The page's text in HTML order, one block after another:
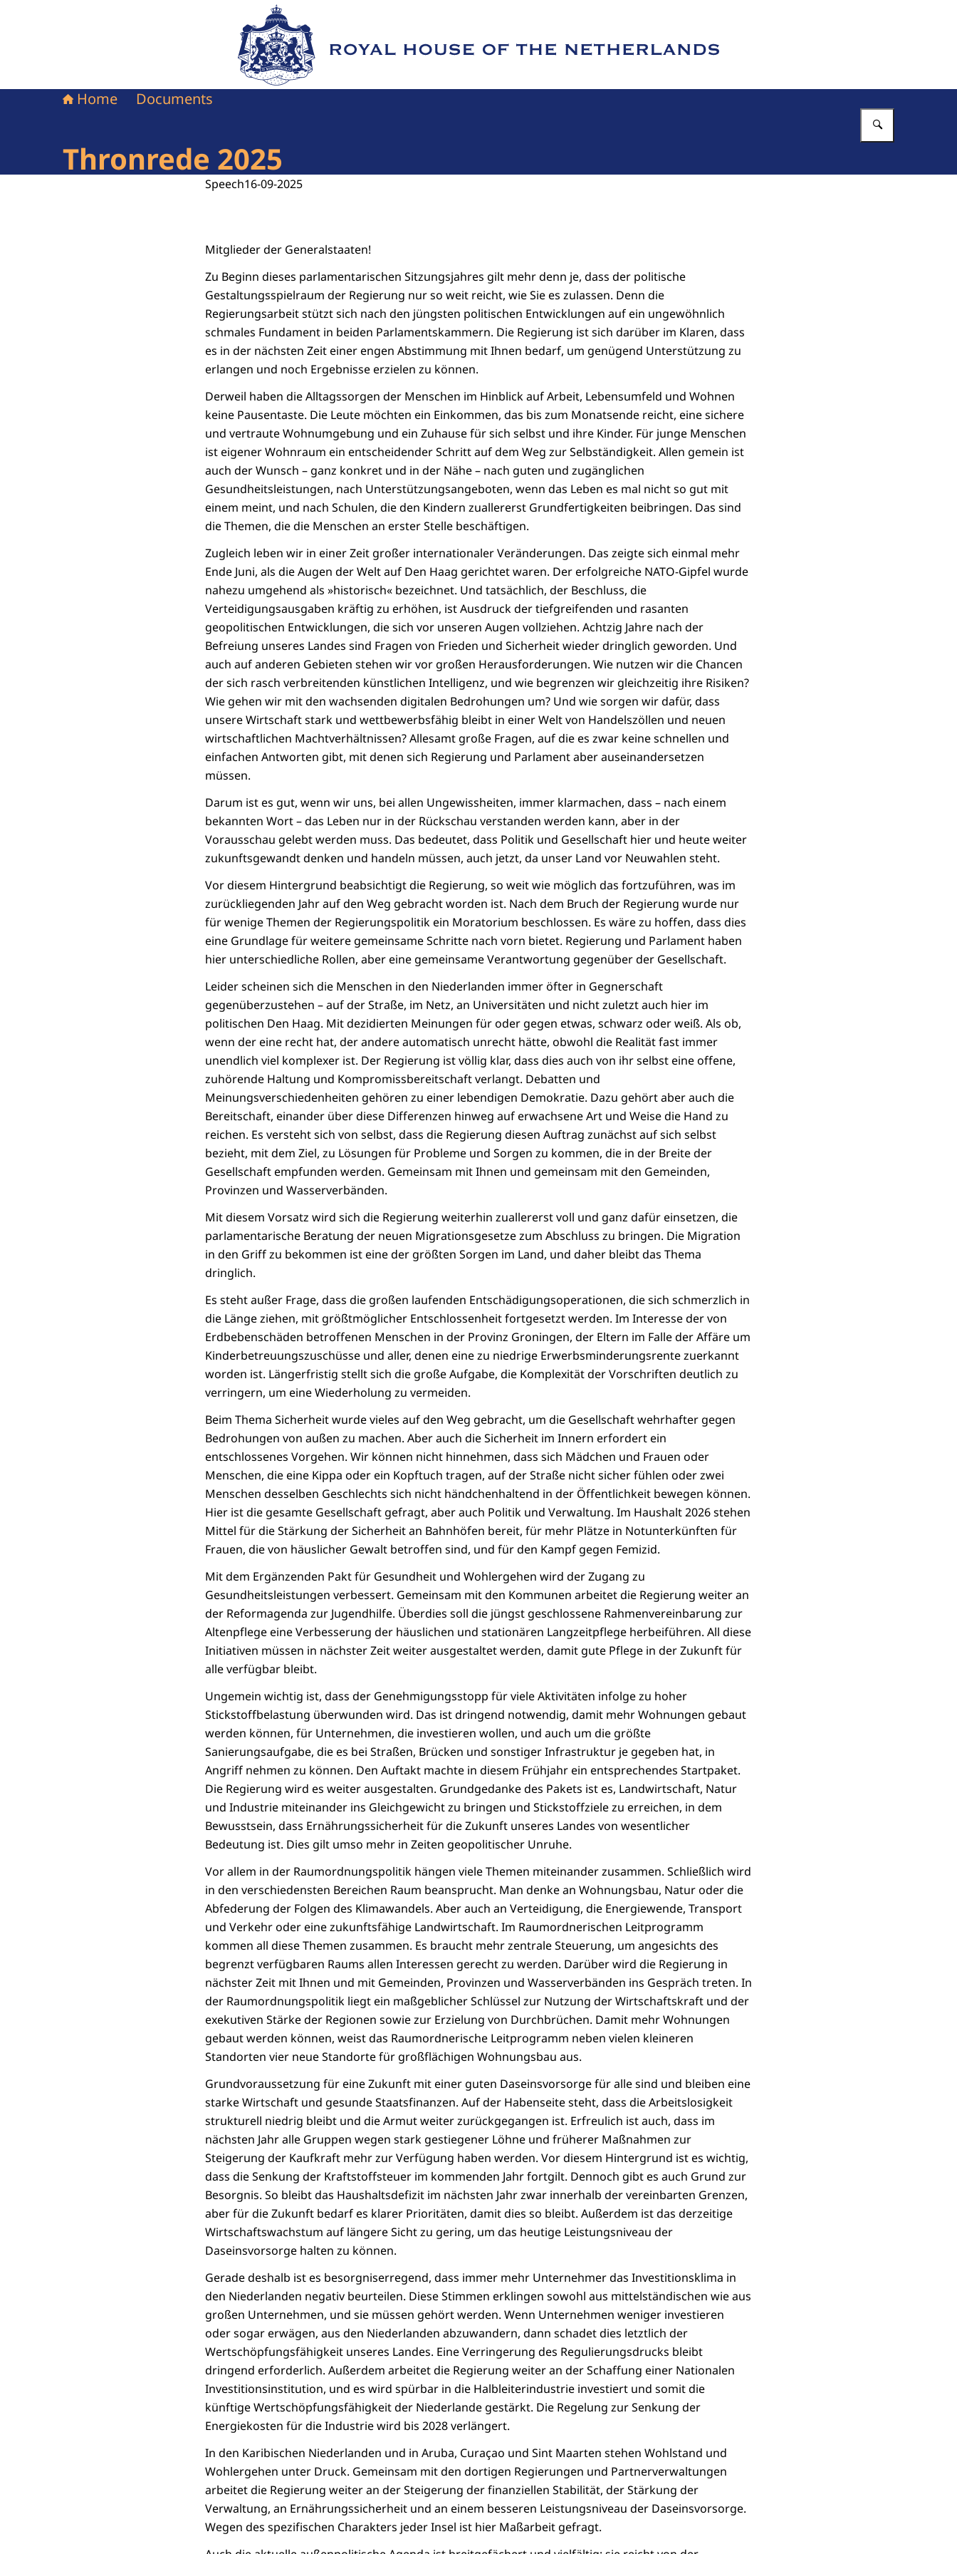
To the homepage of Royal House of the Netherlands
Home Documents
Thronrede 2025
Speech16-09-2025
Mitglieder der Generalstaaten!
Zu Beginn dieses parlamentarischen Sitzungsjahres gilt mehr denn je, dass der politische
Gestaltungsspielraum der Regierung nur so weit reicht, wie Sie es zulassen. Denn die
Regierungsarbeit stützt sich nach den jüngsten politischen Entwicklungen auf ein ungewöhnlich
schmales Fundament in beiden Parlamentskammern. Die Regierung ist sich darüber im Klaren, dass
es in der nächsten Zeit einer engen Abstimmung mit Ihnen bedarf, um genügend Unterstützung zu
erlangen und noch Ergebnisse erzielen zu können.
Derweil haben die Alltagssorgen der Menschen im Hinblick auf Arbeit, Lebensumfeld und Wohnen
keine Pausentaste. Die Leute möchten ein Einkommen, das bis zum Monatsende reicht, eine sichere
und vertraute Wohnumgebung und ein Zuhause für sich selbst und ihre Kinder. Für junge Menschen
ist eigener Wohnraum ein entscheidender Schritt auf dem Weg zur Selbständigkeit. Allen gemein ist
auch der Wunsch – ganz konkret und in der Nähe – nach guten und zugänglichen
Gesundheitsleistungen, nach Unterstützungsangeboten, wenn das Leben es mal nicht so gut mit
einem meint, und nach Schulen, die den Kindern zuallererst Grundfertigkeiten beibringen. Das sind
die Themen, die die Menschen an erster Stelle beschäftigen.
Zugleich leben wir in einer Zeit großer internationaler Veränderungen. Das zeigte sich einmal mehr
Ende Juni, als die Augen der Welt auf Den Haag gerichtet waren. Der erfolgreiche NATO-Gipfel wurde
nahezu umgehend als »historisch« bezeichnet. Und tatsächlich, der Beschluss, die
Verteidigungsausgaben kräftig zu erhöhen, ist Ausdruck der tiefgreifenden und rasanten
geopolitischen Entwicklungen, die sich vor unseren Augen vollziehen. Achtzig Jahre nach der
Befreiung unseres Landes sind Fragen von Frieden und Sicherheit wieder dringlich geworden. Und
auch auf anderen Gebieten stehen wir vor großen Herausforderungen. Wie nutzen wir die Chancen
der sich rasch verbreitenden künstlichen Intelligenz, und wie begrenzen wir gleichzeitig ihre Risiken?
Wie gehen wir mit den wachsenden digitalen Bedrohungen um? Und wie sorgen wir dafür, dass
unsere Wirtschaft stark und wettbewerbsfähig bleibt in einer Welt von Handelszöllen und neuen
wirtschaftlichen Machtverhältnissen? Allesamt große Fragen, auf die es zwar keine schnellen und
einfachen Antworten gibt, mit denen sich Regierung und Parlament aber auseinandersetzen
müssen.
Darum ist es gut, wenn wir uns, bei allen Ungewissheiten, immer klarmachen, dass – nach einem
bekannten Wort – das Leben nur in der Rückschau verstanden werden kann, aber in der
Vorausschau gelebt werden muss. Das bedeutet, dass Politik und Gesellschaft hier und heute weiter
zukunftsgewandt denken und handeln müssen, auch jetzt, da unser Land vor Neuwahlen steht.
Vor diesem Hintergrund beabsichtigt die Regierung, so weit wie möglich das fortzuführen, was im
zurückliegenden Jahr auf den Weg gebracht worden ist. Nach dem Bruch der Regierung wurde nur
für wenige Themen der Regierungspolitik ein Moratorium beschlossen. Es wäre zu hoffen, dass dies
eine Grundlage für weitere gemeinsame Schritte nach vorn bietet. Regierung und Parlament haben
hier unterschiedliche Rollen, aber eine gemeinsame Verantwortung gegenüber der Gesellschaft.
Leider scheinen sich die Menschen in den Niederlanden immer öfter in Gegnerschaft
gegenüberzustehen – auf der Straße, im Netz, an Universitäten und nicht zuletzt auch hier im
politischen Den Haag. Mit dezidierten Meinungen für oder gegen etwas, schwarz oder weiß. Als ob,
wenn der eine recht hat, der andere automatisch unrecht hätte, obwohl die Realität fast immer
unendlich viel komplexer ist. Der Regierung ist völlig klar, dass dies auch von ihr selbst eine offene,
zuhörende Haltung und Kompromissbereitschaft verlangt. Debatten und
Meinungsverschiedenheiten gehören zu einer lebendigen Demokratie. Dazu gehört aber auch die
Bereitschaft, einander über diese Differenzen hinweg auf erwachsene Art und Weise die Hand zu
reichen. Es versteht sich von selbst, dass die Regierung diesen Auftrag zunächst auf sich selbst
bezieht, mit dem Ziel, zu Lösungen für Probleme und Sorgen zu kommen, die in der Breite der
Gesellschaft empfunden werden. Gemeinsam mit Ihnen und gemeinsam mit den Gemeinden,
Provinzen und Wasserverbänden.
Mit diesem Vorsatz wird sich die Regierung weiterhin zuallererst voll und ganz dafür einsetzen, die
parlamentarische Beratung der neuen Migrationsgesetze zum Abschluss zu bringen. Die Migration
in den Griff zu bekommen ist eine der größten Sorgen im Land, und daher bleibt das Thema
dringlich.
Es steht außer Frage, dass die großen laufenden Entschädigungsoperationen, die sich schmerzlich in
die Länge ziehen, mit größtmöglicher Entschlossenheit fortgesetzt werden. Im Interesse der von
Erdbebenschäden betroffenen Menschen in der Provinz Groningen, der Eltern im Falle der Affäre um
Kinderbetreuungszuschüsse und aller, denen eine zu niedrige Erwerbsminderungsrente zuerkannt
worden ist. Längerfristig stellt sich die große Aufgabe, die Komplexität der Vorschriften deutlich zu
verringern, um eine Wiederholung zu vermeiden.
Beim Thema Sicherheit wurde vieles auf den Weg gebracht, um die Gesellschaft wehrhafter gegen
Bedrohungen von außen zu machen. Aber auch die Sicherheit im Innern erfordert ein
entschlossenes Vorgehen. Wir können nicht hinnehmen, dass sich Mädchen und Frauen oder
Menschen, die eine Kippa oder ein Kopftuch tragen, auf der Straße nicht sicher fühlen oder zwei
Menschen desselben Geschlechts sich nicht händchenhaltend in der Öffentlichkeit bewegen können.
Hier ist die gesamte Gesellschaft gefragt, aber auch Politik und Verwaltung. Im Haushalt 2026 stehen
Mittel für die Stärkung der Sicherheit an Bahnhöfen bereit, für mehr Plätze in Notunterkünften für
Frauen, die von häuslicher Gewalt betroffen sind, und für den Kampf gegen Femizid.
Mit dem Ergänzenden Pakt für Gesundheit und Wohlergehen wird der Zugang zu
Gesundheitsleistungen verbessert. Gemeinsam mit den Kommunen arbeitet die Regierung weiter an
der Reformagenda zur Jugendhilfe. Überdies soll die jüngst geschlossene Rahmenvereinbarung zur
Altenpflege eine Verbesserung der häuslichen und stationären Langzeitpflege herbeiführen. All diese
Initiativen müssen in nächster Zeit weiter ausgestaltet werden, damit gute Pflege in der Zukunft für
alle verfügbar bleibt.
Ungemein wichtig ist, dass der Genehmigungsstopp für viele Aktivitäten infolge zu hoher
Stickstoffbelastung überwunden wird. Das ist dringend notwendig, damit mehr Wohnungen gebaut
werden können, für Unternehmen, die investieren wollen, und auch um die größte
Sanierungsaufgabe, die es bei Straßen, Brücken und sonstiger Infrastruktur je gegeben hat, in
Angriff nehmen zu können. Den Auftakt machte in diesem Frühjahr ein entsprechendes Startpaket.
Die Regierung wird es weiter ausgestalten. Grundgedanke des Pakets ist es, Landwirtschaft, Natur
und Industrie miteinander ins Gleichgewicht zu bringen und Stickstoffziele zu erreichen, in dem
Bewusstsein, dass Ernährungssicherheit für die Zukunft unseres Landes von wesentlicher
Bedeutung ist. Dies gilt umso mehr in Zeiten geopolitischer Unruhe.
Vor allem in der Raumordnungspolitik hängen viele Themen miteinander zusammen. Schließlich wird
in den verschiedensten Bereichen Raum beansprucht. Man denke an Wohnungsbau, Natur oder die
Abfederung der Folgen des Klimawandels. Aber auch an Verteidigung, die Energiewende, Transport
und Verkehr oder eine zukunftsfähige Landwirtschaft. Im Raumordnerischen Leitprogramm
kommen all diese Themen zusammen. Es braucht mehr zentrale Steuerung, um angesichts des
begrenzt verfügbaren Raums allen Interessen gerecht zu werden. Darüber wird die Regierung in
nächster Zeit mit Ihnen und mit Gemeinden, Provinzen und Wasserverbänden ins Gespräch treten. In
der Raumordnungspolitik liegt ein maßgeblicher Schlüssel zur Nutzung der Wirtschaftskraft und der
exekutiven Stärke der Regionen sowie zur Erzielung von Durchbrüchen. Damit mehr Wohnungen
gebaut werden können, weist das Raumordnerische Leitprogramm neben vielen kleineren
Standorten vier neue Standorte für großflächigen Wohnungsbau aus.
Grundvoraussetzung für eine Zukunft mit einer guten Daseinsvorsorge für alle sind und bleiben eine
starke Wirtschaft und gesunde Staatsfinanzen. Auf der Habenseite steht, dass die Arbeitslosigkeit
strukturell niedrig bleibt und die Armut weiter zurückgegangen ist. Erfreulich ist auch, dass im
nächsten Jahr alle Gruppen wegen stark gestiegener Löhne und früherer Maßnahmen zur
Steigerung der Kaufkraft mehr zur Verfügung haben werden. Vor diesem Hintergrund ist es wichtig,
dass die Senkung der Kraftstoffsteuer im kommenden Jahr fortgilt. Dennoch gibt es auch Grund zur
Besorgnis. So bleibt das Haushaltsdefizit im nächsten Jahr zwar innerhalb der vereinbarten Grenzen,
aber für die Zukunft bedarf es klarer Prioritäten, damit dies so bleibt. Außerdem ist das derzeitige
Wirtschaftswachstum auf längere Sicht zu gering, um das heutige Leistungsniveau der
Daseinsvorsorge halten zu können.
Gerade deshalb ist es besorgniserregend, dass immer mehr Unternehmer das Investitionsklima in
den Niederlanden negativ beurteilen. Diese Stimmen erklingen sowohl aus mittelständischen wie aus
großen Unternehmen, und sie müssen gehört werden. Wenn Unternehmen weniger investieren
oder sogar erwägen, aus den Niederlanden abzuwandern, dann schadet dies letztlich der
Wertschöpfungsfähigkeit unseres Landes. Eine Verringerung des Regulierungsdrucks bleibt
dringend erforderlich. Außerdem arbeitet die Regierung weiter an der Schaffung einer Nationalen
Investitionsinstitution, und es wird spürbar in die Halbleiterindustrie investiert und somit die
künftige Wertschöpfungsfähigkeit der Niederlande gestärkt. Die Regelung zur Senkung der
Energiekosten für die Industrie wird bis 2028 verlängert.
In den Karibischen Niederlanden und in Aruba, Curaçao und Sint Maarten stehen Wohlstand und
Wohlergehen unter Druck. Gemeinsam mit den dortigen Regierungen und Partnerverwaltungen
arbeitet die Regierung weiter an der Steigerung der finanziellen Stabilität, der Stärkung der
Verwaltung, an Ernährungssicherheit und an einem besseren Leistungsniveau der Daseinsvorsorge.
Wegen des spezifischen Charakters jeder Insel ist hier Maßarbeit gefragt.